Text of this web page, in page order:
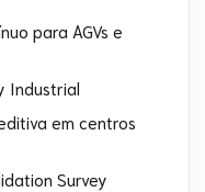
para AGVs e
Industrial
em centros
Survey